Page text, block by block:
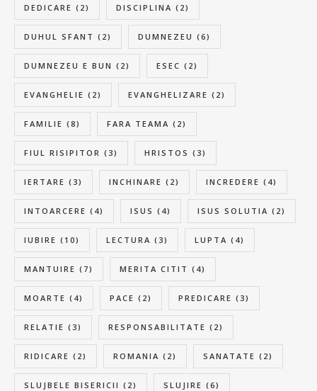
DEDICARE (2) DISCIPLINA (2)
DUHUL SFANT (2) DUMNEZEU (6)
DUMNEZEU E BUN (2) ESEC (2)
EVANGHELIE (2) EVANGHELIZARE (2)
FAMILIE (8) FARA TEAMA (2)
FIUL RISIPITOR (3) HRISTOS (3)
IERTARE (3) INCHINARE (2) INCREDERE (4)
INTOARCERE (4) ISUS (4) ISUS SOLUTIA (2)
IUBIRE (10) LECTURA (3) LUPTA (4)
MANTUIRE (7) MERITA CITIT (4)
MOARTE (4) PACE (2) PREDICARE (3)
RELATIE (3) RESPONSABILITATE (2)
RIDICARE (2) ROMANIA (2) SANATATE (2)
SLUJBELE BISERICII (2) SLUJIRE (6)